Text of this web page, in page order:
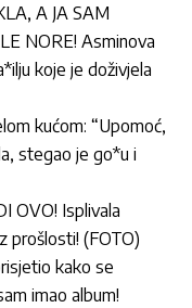
A JA SAM
NORE! Asminova
koje je doživjela
kućom: “Upomoć,
stegao je go*u i
OVO! Isplivala
prošlosti! (FOTO)
kako se
imao album!